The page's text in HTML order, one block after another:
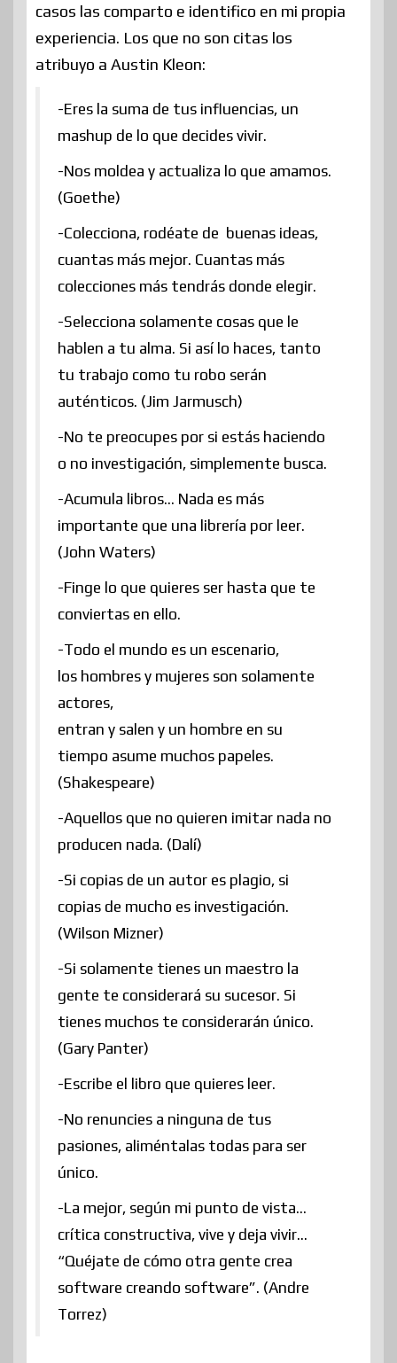
casos las comparto e identifico en mi propia
experiencia. Los que no son citas los
atribuyo a Austin Kleon:
-Eres la suma de tus influencias, un
mashup de lo que decides vivir.
-Nos moldea y actualiza lo que amamos.
(Goethe)
-Colecciona, rodéate de buenas ideas,
cuantas más mejor. Cuantas más
colecciones más tendrás donde elegir.
-Selecciona solamente cosas que le
hablen a tu alma. Si así lo haces, tanto
tu trabajo como tu robo serán
auténticos. (Jim Jarmusch)
-No te preocupes por si estás haciendo
o no investigación, simplemente busca.
-Acumula libros… Nada es más
importante que una librería por leer.
(John Waters)
-Finge lo que quieres ser hasta que te
conviertas en ello.
-Todo el mundo es un escenario,
los hombres y mujeres son solamente
actores,
entran y salen y un hombre en su
tiempo asume muchos papeles.
(Shakespeare)
-Aquellos que no quieren imitar nada no
producen nada. (Dalí)
-Si copias de un autor es plagio, si
copias de mucho es investigación.
(Wilson Mizner)
-Si solamente tienes un maestro la
gente te considerará su sucesor. Si
tienes muchos te considerarán único.
(Gary Panter)
-Escribe el libro que quieres leer.
-No renuncies a ninguna de tus
pasiones, aliméntalas todas para ser
único.
-La mejor, según mi punto de vista…
crítica constructiva, vive y deja vivir…
“Quéjate de cómo otra gente crea
software creando software”. (Andre
Torrez)